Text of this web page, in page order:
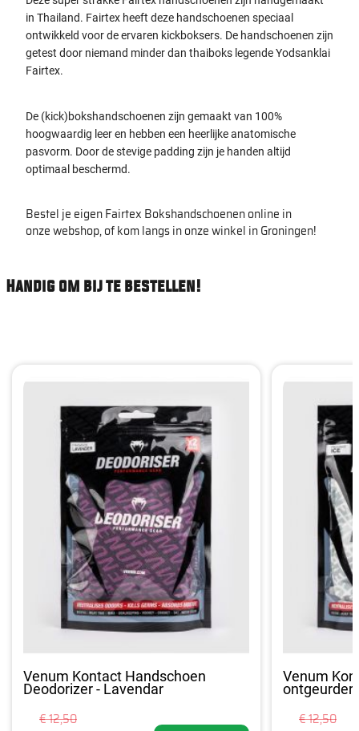
in Thailand. Fairtex heeft deze handschoenen speciaal
ontwikkeld voor de ervaren kickboksers. De handschoenen zijn
getest door niemand minder dan thaiboks legende Yodsanklai
Fairtex.
De (kick)bokshandschoenen zijn gemaakt van 100%
hoogwaardig leer en hebben een heerlijke anatomische
pasvorm. Door de stevige padding zijn je handen altijd
optimaal beschermd.
Bestel je eigen Fairtex Bokshandschoenen online in
onze webshop, of kom langs in onze winkel in Groningen!
Handig om bij te bestellen!
Venum Kontact Handschoen
Deodorizer - Lavendar
€ 12,50
Venum
ontgeurder
€ 12,50